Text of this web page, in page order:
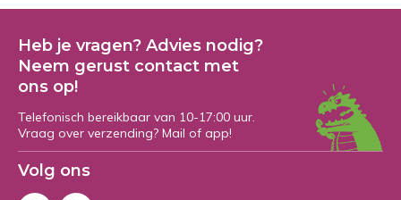
Heb je vragen? Advies nodig?
Neem gerust contact met
ons op!
Telefonisch bereikbaar van 10-17:00 uur.
Vraag over verzending? Mail of app!
Volg ons